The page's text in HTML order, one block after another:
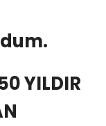
YILDIR